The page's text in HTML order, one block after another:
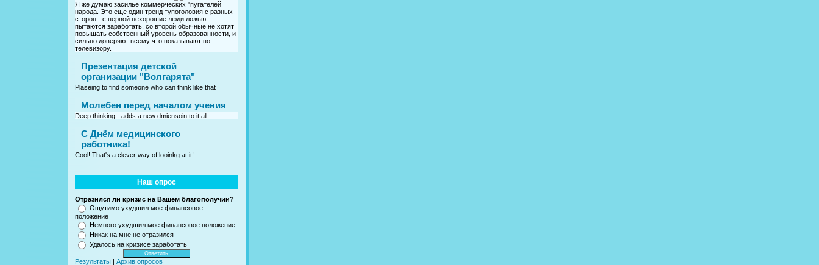
Я же думаю засилье коммерческих "пугателей
народа. Это еще один тренд тупоголовия с разных
сторон - с первой нехорошие люди ложью
пытаются заработать, со второй обычные не хотят
повышать собственный уровень образованности, и
сильно доверяют всему что показывают по
телевизору.
Презентация детской
организации "Волгарята"
Plaseing to find someone who can think like that
Молебен перед началом учения
Deep thinking - adds a new dmiensoin to it all.
C Днём медицинского
работника!
Cool! That's a clever way of looinkg at it!
Наш опрос
Отразился ли кризис на Вашем благополучии?
Ощутимо ухудшил мое финансовое
положение
Немного ухудшил мое финансовое положение
Никак на мне не отразился
Удалось на кризисе заработать
Результаты Архив опросов